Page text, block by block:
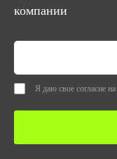
компании
Я даю свое согласие на